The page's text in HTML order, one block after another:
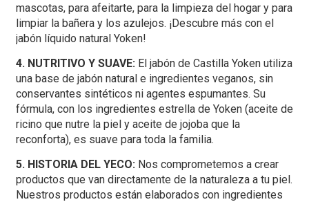
mascotas, para afeitarte, para la limpieza del hogar y para
limpiar la bañera y los azulejos. ¡Descubre más con el
jabón líquido natural Yoken!
4. NUTRITIVO Y SUAVE: El jabón de Castilla Yoken utiliza
una base de jabón natural e ingredientes veganos, sin
conservantes sintéticos ni agentes espumantes. Su
fórmula, con los ingredientes estrella de Yoken (aceite de
ricino que nutre la piel y aceite de jojoba que la
reconforta), es suave para toda la familia.
5. HISTORIA DEL YECO: Nos comprometemos a crear
productos que van directamente de la naturaleza a tu piel.
Nuestros productos están elaborados con ingredientes